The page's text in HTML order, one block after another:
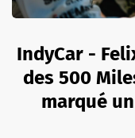
IndyCar -
des 500
marqué